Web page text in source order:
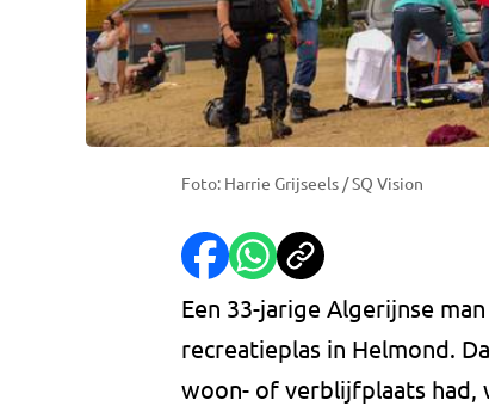
Foto: Harrie Grijseels / SQ Vision
Een 33-jarige Algerijnse
recreatieplas in Helmond.
woon- of verblijfplaats had,